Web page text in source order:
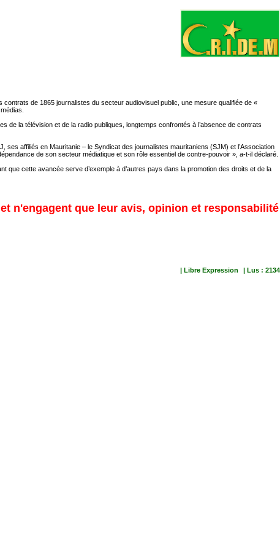
de 1865 journalistes du secteur audiovisuel public, une mesure qualifiée de «
de la télévision et de la radio publiques, longtemps confrontés à l’absence de contrats
ses affiliés en Mauritanie – le Syndicat des journalistes mauritaniens (SJM) et l’Association
de son secteur médiatique et son rôle essentiel de contre-pouvoir », a-t-il déclaré.
cette avancée serve d’exemple à d’autres pays dans la promotion des droits et de la
n'engagent que leur avis, opinion et responsabilité
| Libre Expression
| Lus : 2134